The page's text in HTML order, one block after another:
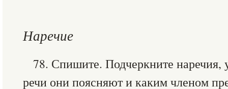
Наречие
78. Спишите. Подчеркните наречия,
речи они поясняют и каким членом